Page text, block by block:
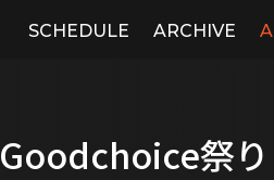
SCHEDULE ARCHIVE
Goodchoice祭り